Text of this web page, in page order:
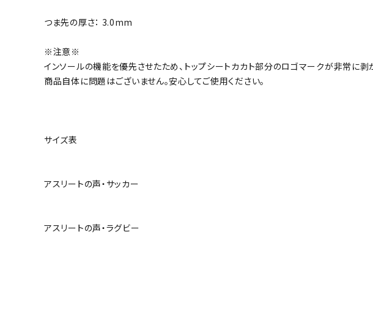
つま先の厚さ： 3.0mm
※注意※
インソールの機能を優先させたため、トップシートカカト部分のロゴマークが非常に剥
商品自体に問題はございません。安心してご使用ください。
サイズ表
アスリートの声・サッカー
アスリートの声・ラグビー